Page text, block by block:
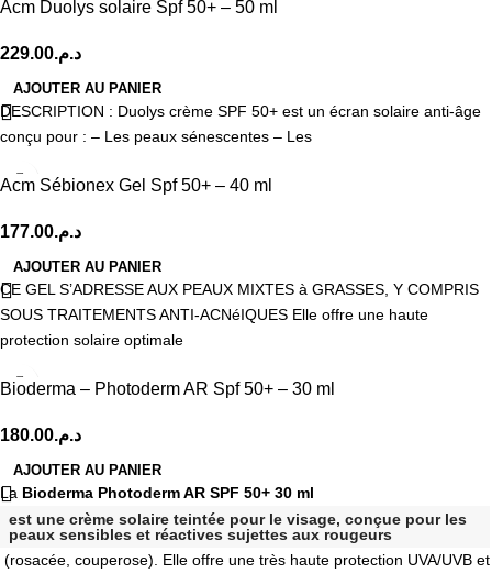
Acm Duolys solaire Spf 50+ – 50 ml
د.م.229.00
AJOUTER AU PANIER
DESCRIPTION : Duolys crème SPF 50+ est un écran solaire anti-âge
conçu pour : – Les peaux sénescentes – Les
Acm Sébionex Gel Spf 50+ – 40 ml
د.م.177.00
AJOUTER AU PANIER
CE GEL S’ADRESSE AUX PEAUX MIXTES à GRASSES, Y COMPRIS
SOUS TRAITEMENTS ANTI-ACNéIQUES Elle offre une haute
protection solaire optimale
Bioderma – Photoderm AR Spf 50+ – 30 ml
د.م.180.00
AJOUTER AU PANIER
La Bioderma Photoderm AR SPF 50+ 30 ml
est une crème solaire teintée pour le visage, conçue pour les
peaux sensibles et réactives sujettes aux rougeurs
(rosacée, couperose). Elle offre une très haute protection UVA/UVB et